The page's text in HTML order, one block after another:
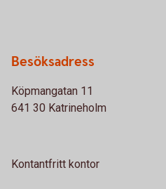
Besöksadress
Köpmangatan 11
641 30 Katrineholm
Kontantfritt kontor